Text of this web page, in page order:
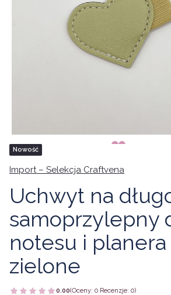
Tagi produktu
Nowość
Import – Selekcja Craftvena
Uchwyt na
samoprzylepny
notesu i planera
zielone
0.00(Oceny: 0 Recenzje: 0)